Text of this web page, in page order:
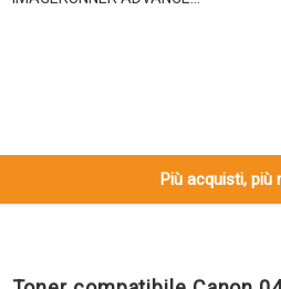
Più acquisti, più